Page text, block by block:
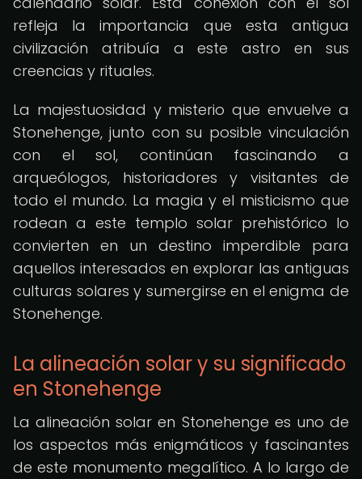
refleja la importancia que esta antigua
civilización atribuía a este astro en sus
creencias y rituales.
La majestuosidad y misterio que envuelve a
Stonehenge, junto con su posible vinculación
con el sol, continúan fascinando a
arqueólogos, historiadores y visitantes de
todo el mundo. La magia y el misticismo que
rodean a este templo solar prehistórico lo
convierten en un destino imperdible para
aquellos interesados en explorar las antiguas
culturas solares y sumergirse en el enigma de
Stonehenge.
La alineación solar y su significado
en Stonehenge
La alineación solar en Stonehenge es uno de
los aspectos más enigmáticos y fascinantes
de este monumento megalítico. A lo largo de